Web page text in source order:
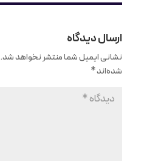
ارسال دیدگاه
نشانی ایمیل شما منتشر نخواهد شد.
شده‌اند*